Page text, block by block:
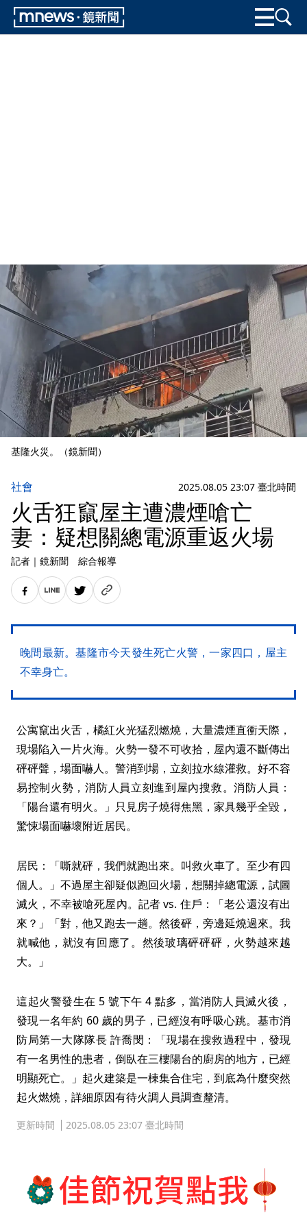
基隆火災。（鏡新聞）
社會 2025.08.05 23:07 臺北時間
火舌狂竄屋主遭濃煙嗆亡
妻：疑想關總電源重返火場
記者 ｜ 鏡新聞 綜合報導
晚間最新。基隆市今天發生死亡火警，一家四口，屋主
不幸身亡。
公寓竄出火舌，橘紅火光猛烈燃燒，大量濃煙直衝天際，
現場陷入一片火海。火勢一發不可收拾，屋內還不斷傳出
砰砰聲，場面嚇人。警消到場，立刻拉水線灌救。好不容
易控制火勢，消防人員立刻進到屋內搜救。消防人員：
「陽台還有明火。」只見房子燒得焦黑，家具幾乎全毀，
驚悚場面嚇壞附近居民。
居民：「嘶就砰，我們就跑出來。叫救火車了。至少有四
個人。」不過屋主卻疑似跑回火場，想關掉總電源，試圖
滅火，不幸被嗆死屋內。記者 vs. 住戶：「老公還沒有出
來？」「對，他又跑去一趟。然後砰，旁邊延燒過來。我
就喊他，就沒有回應了。然後玻璃砰砰砰，火勢越來越
大。」
這起火警發生在 5 號下午 4 點多，當消防人員滅火後，
發現一名年約 60 歲的男子，已經沒有呼吸心跳。基市消
防局第一大隊隊長 許喬閔：「現場在搜救過程中，發現
有一名男性的患者，倒臥在三樓陽台的廚房的地方，已經
明顯死亡。」起火建築是一棟集合住宅，到底為什麼突然
起火燃燒，詳細原因有待火調人員調查釐清。
更新時間 2025.08.05 23:07 臺北時間